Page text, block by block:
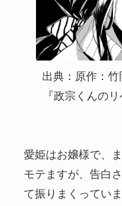
出典：原作：竹
『政宗くんの
愛姫はお嬢様で、
モテますが、告白
て振りまくってい